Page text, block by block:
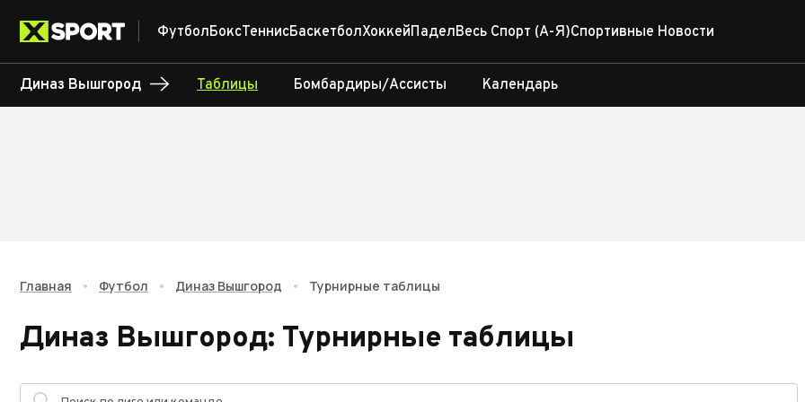
ФутболБоксТеннисБаскетболХоккейПаделВесь Спорт (А-Я)Спортивные Новости
Диназ Вышгород Таблицы Бомбардиры/Ассисты Календарь
Главная • Футбол • Диназ Вышгород • Турнирные таблицы
Диназ Вышгород: Турнирные таблицы